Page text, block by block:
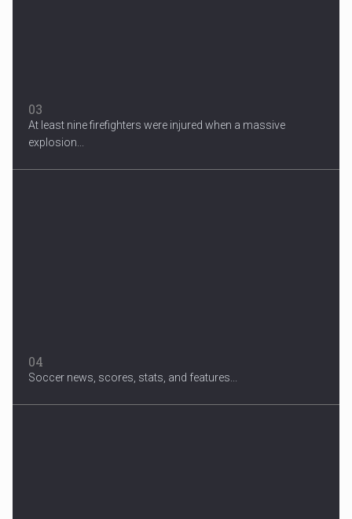
03
At least nine firefighters were injured when a massive
explosion...
04
Soccer news, scores, stats, and features...